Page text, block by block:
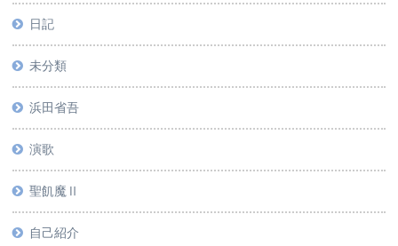
日記
未分類
浜田省吾
演歌
聖飢魔Ⅱ
自己紹介